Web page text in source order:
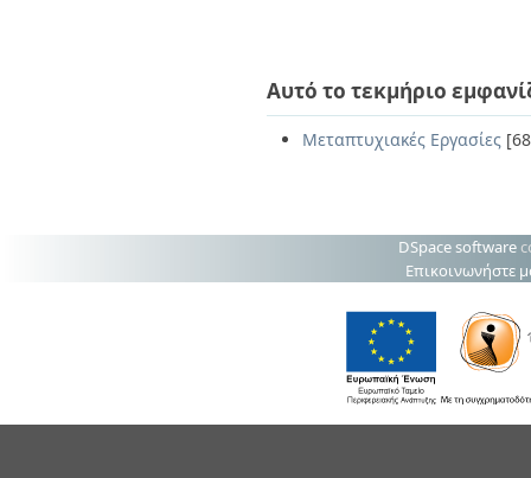
Αυτό το τεκμήριο
Μεταπτυχιακές Εργασίες
DSpace software
Επικοινωνήστε